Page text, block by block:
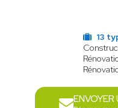
13
ENVOYER